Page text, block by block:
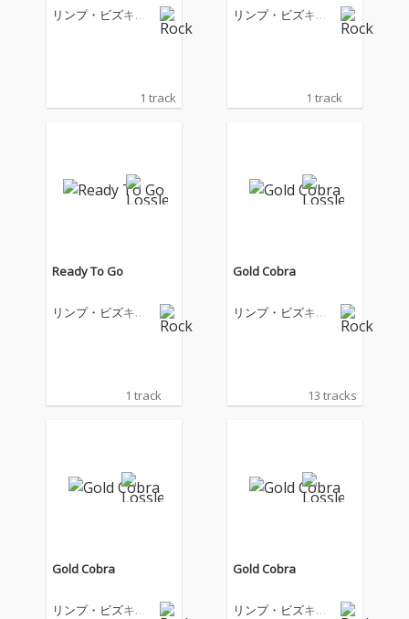
リンプ・ビズキッ
1 track
リンプ・ビズキッ
1 track
Ready To Go
リンプ・ビズキッ
1 track
Gold Cobra
リンプ・ビズキッ
13 tracks
Gold Cobra
リンプ・ビズキッ
Gold Cobra
リンプ・ビズキッ